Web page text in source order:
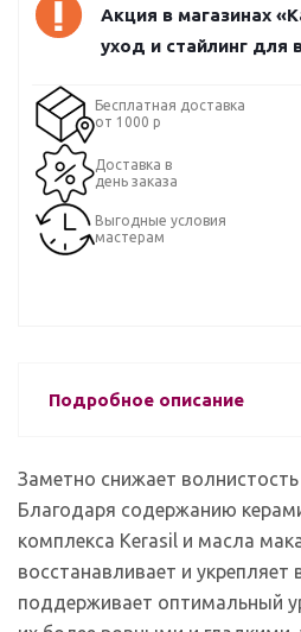
Акция в магазинах
уход и стайлинг для
Бесплатная доставка
от 1000 р
Доставка в
день заказа
Выгодные условия
мастерам
Подробное описание
Заметно снижает
Благодаря содержанию
комплекса Kerasil и масла
восстанавливает и
поддерживает оптимальный